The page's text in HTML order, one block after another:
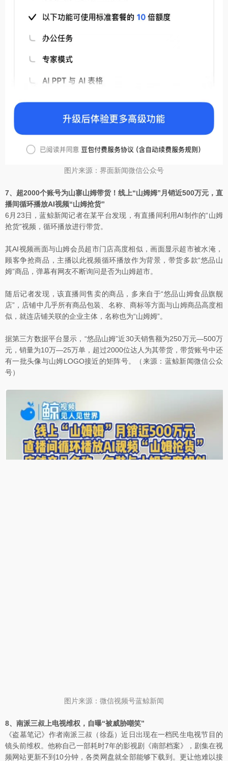
图片来源：界面新闻微信公众号
7、超2000个账号为山寨山姆带货！线上“山姆姆”月销近500万元，直
播间循环播放AI视频“山姆抢货”
6月23日，蓝鲸新闻记者在某平台发现，有直播间利用AI制作的“山姆
抢货”视频，循环播放进行带货。
其AI视频画面与山姆会员超市门店高度相似，画面显示超市被水淹，
顾客争抢商品，主播以此视频循环播放作为背景，带货多款“悠品山
姆”商品，弹幕有网友不断询问是否为山姆超市。
随后记者发现，该直播间售卖的商品，多来自于“悠品山姆食品旗舰
店”，店铺中几乎所有商品包装、名称、商标等方面与山姆商品高度相
似，就连店铺关联的企业主体，名称也为“山姆姆”。
据第三方数据平台显示，“悠品山姆”近30天销售额为250万元—500万
元，销量为10万—25万单，超过2000位达人为其带货，带货账号中还
有一批头像与山姆LOGO接近的矩阵号。（来源：蓝鲸新闻微信公众
号）
图片来源：微信视频号蓝鲸新闻
8、南派三叔上电视维权，自曝“被威胁嘲笑”
《盗墓笔记》作者南派三叔（徐磊）近日出现在一档民生电视节目的
镜头前维权。他称自己一部耗时7年的影视剧《南部档案》，剧集在视
频网站更新不到10分钟，各类网盘就全部能够下载到。更让他难以接